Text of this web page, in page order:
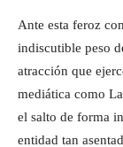
Ante esta feroz
indiscutible peso
atracción que
mediática como
el salto de forma
entidad tan